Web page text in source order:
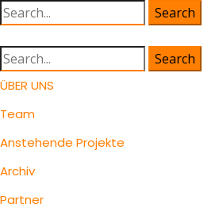
Search
for:
Search
for:
ÜBER UNS
Team
Anstehende Projekte
Archiv
Partner